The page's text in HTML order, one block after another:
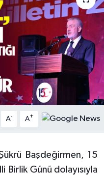
A- A+
Başdeğirmen, 15
Birlik Günü dolayısıyla